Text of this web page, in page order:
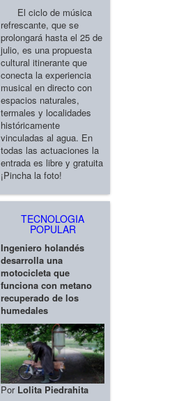
El ciclo de música
refrescante, que se
prolongará hasta el 25 de
julio, es una propuesta
cultural itinerante que
conecta la experiencia
musical en directo con
espacios naturales,
termales y localidades
históricamente
vinculadas al agua. En
todas las actuaciones la
entrada es libre y gratuita
¡Pincha la foto!
TECNOLOGIA
POPULAR
Ingeniero holandés
desarrolla una
motocicleta que
funciona con metano
recuperado de los
humedales
Por Lolita Piedrahita